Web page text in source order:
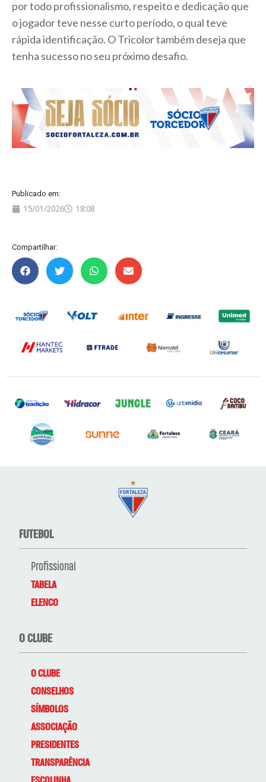
por todo profissionalismo, respeito e dedicação que
o jogador teve nesse curto período, o qual teve
rápida identificação. O Tricolor também deseja que
tenha sucesso no seu próximo desafio.
Publicado em:
15/01/2026 18:08
Compartilhar:
FUTEBOL
Profissional
TABELA
ELENCO
O CLUBE
O CLUBE
CONSELHOS
SÍMBOLOS
ASSOCIAÇÃO
PRESIDENTES
TRANSPARÊNCIA